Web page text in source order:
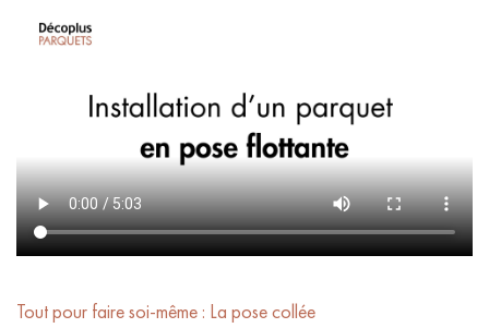
Tout pour faire soi-même : La pose collée